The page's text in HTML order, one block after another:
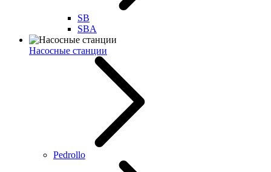
SB
SBA
Насосные станции
Pedrollo